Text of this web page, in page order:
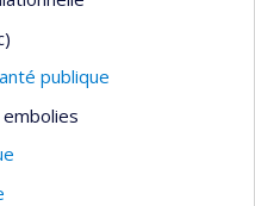
par divers moyens,
et en droit, de la
l’adolescente dans la
à divers moyens,
publique